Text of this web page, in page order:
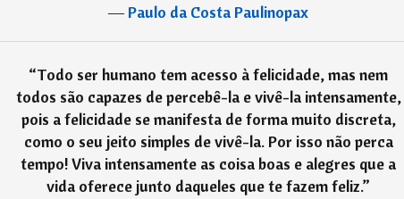
―Paulo da Costa Paulinopax
“Todo ser humano tem acesso à felicidade, mas nem
todos são capazes de percebê-la e vivê-la intensamente,
pois a felicidade se manifesta de forma muito discreta,
como o seu jeito simples de vivê-la. Por isso não perca
tempo! Viva intensamente as coisa boas e alegres que a
vida oferece junto daqueles que te fazem feliz.”